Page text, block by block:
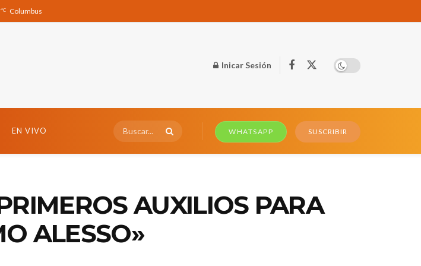
°C Columbus
Inicar Sesión
EN VIVO WHATSAPP SUSCRIBIR
AUXILIOS PARA
ALESSO»